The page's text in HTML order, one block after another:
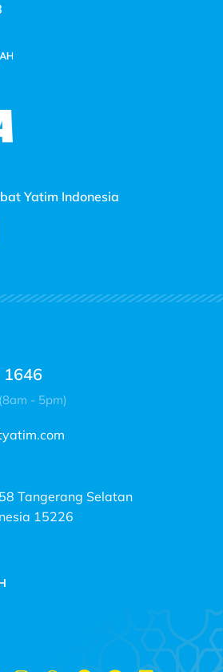
Yatim Indonesia
1646
- 5pm)
Tangerang Selatan
15226